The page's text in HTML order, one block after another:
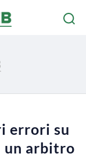
errori su
un arbitro